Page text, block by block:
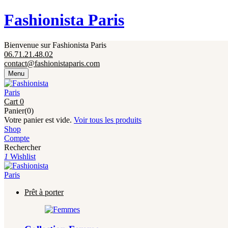
Fashionista Paris
Bienvenue sur Fashionista Paris
06.71.21.48.02
contact@fashionistaparis.com
Menu
Cart 0
Panier(0)
Votre panier est vide. Voir tous les produits
Shop
Compte
Rechercher
1 Wishlist
Prêt à porter
Fermeture annuelle du 17 juillet 16h au 12 août.